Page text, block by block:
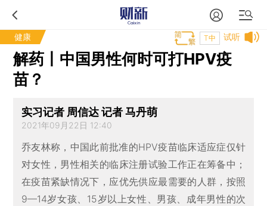
健康 试听
T中
解药丨中国男性何时可打HPV疫
苗？
实习记者 周信达 记者 马丹萌
2021年09月22日 12:40
乔友林称，中国此前批准的HPV疫苗临床适应症仅针
对女性，男性相关的临床注册试验工作正在筹备中；
在疫苗紧缺情况下，应优先供应最需要的人群，按照
9—14岁女孩、15岁以上女性、男孩、成年男性的次